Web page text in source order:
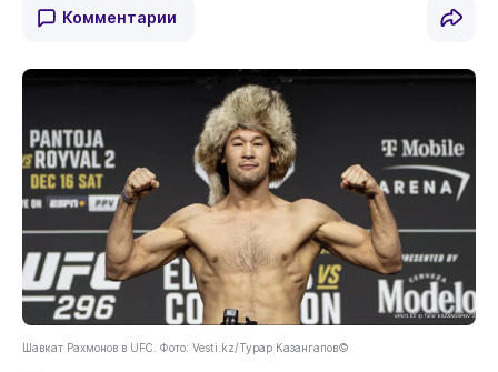
Комментарии
Шавкат Рахмонов в UFC. Фото: Vesti.kz/Турар Казангапов©